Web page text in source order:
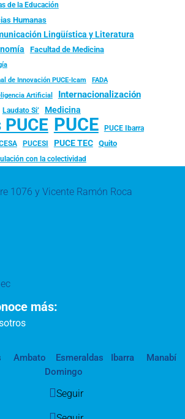
de la Educación
Humanas
Lingüística y Literatura
Facultad de Medicina
de Innovación PUCE-Icam FADA
Artificial Internacionalización
Laudato Si’ Medicina
PUCE PUCE Ibarra
PUCESI PUCE TEC
Quito
con la colectividad
1076 y Vicente Ramón Roca
más:
Ambato Esmeraldas Ibarra
Manabí
Domingo
Seguir